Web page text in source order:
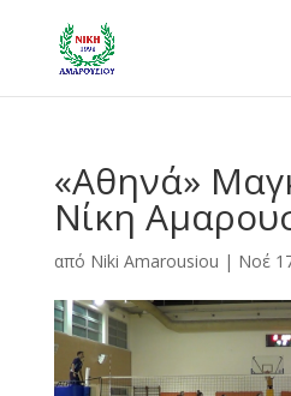
«Αθηνά»
Νίκη
από Niki Amarousiou | Νοέ